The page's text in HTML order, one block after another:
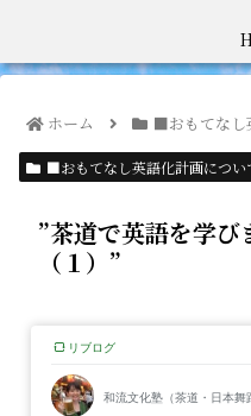
ホーム ■おもてなし
■おもてなし英語化計画につい
”茶道で英語を学
（１）”